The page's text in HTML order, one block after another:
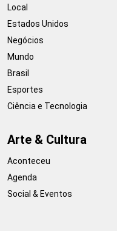
Local
Estados Unidos
Negócios
Mundo
Brasil
Esportes
Ciência e Tecnologia
Arte & Cultura
Aconteceu
Agenda
Social & Eventos